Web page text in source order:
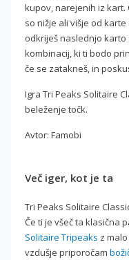
kupov, narejenih iz kart.
so nižje ali višje od
odkriješ naslednjo
kombinacij, ki ti bodo
če se zatakneš, in
Igra Tri Peaks Solitaire
beleženje točk.
Avtor: Famobi
Več iger, kot je ta
Tri Peaks Solitaire
Če ti je všeč ta klasična
Solitaire Tripeaks z
vzdušje priporočam